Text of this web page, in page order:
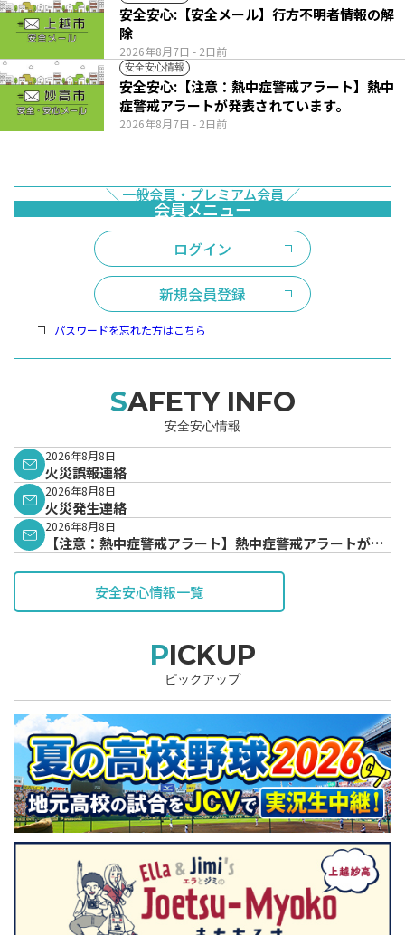
2026年8月7日 - 2日前
安全安心:【安全メール】行方不明者情報の解
除
安全安心情報
2026年8月7日 - 2日前
安全安心:【注意：熱中症警戒アラート】熱中
症警戒アラートが発表されています。
ログイン
新規会員登録
パスワードを忘れた方はこちら
SAFETY INFO
安全安心情報
2026年8月8日
火災誤報連絡
2026年8月8日
火災発生連絡
2026年8月8日
【注意：熱中症警戒アラート】熱中症警戒アラートが発
安全安心情報一覧
PICKUP
ピックアップ